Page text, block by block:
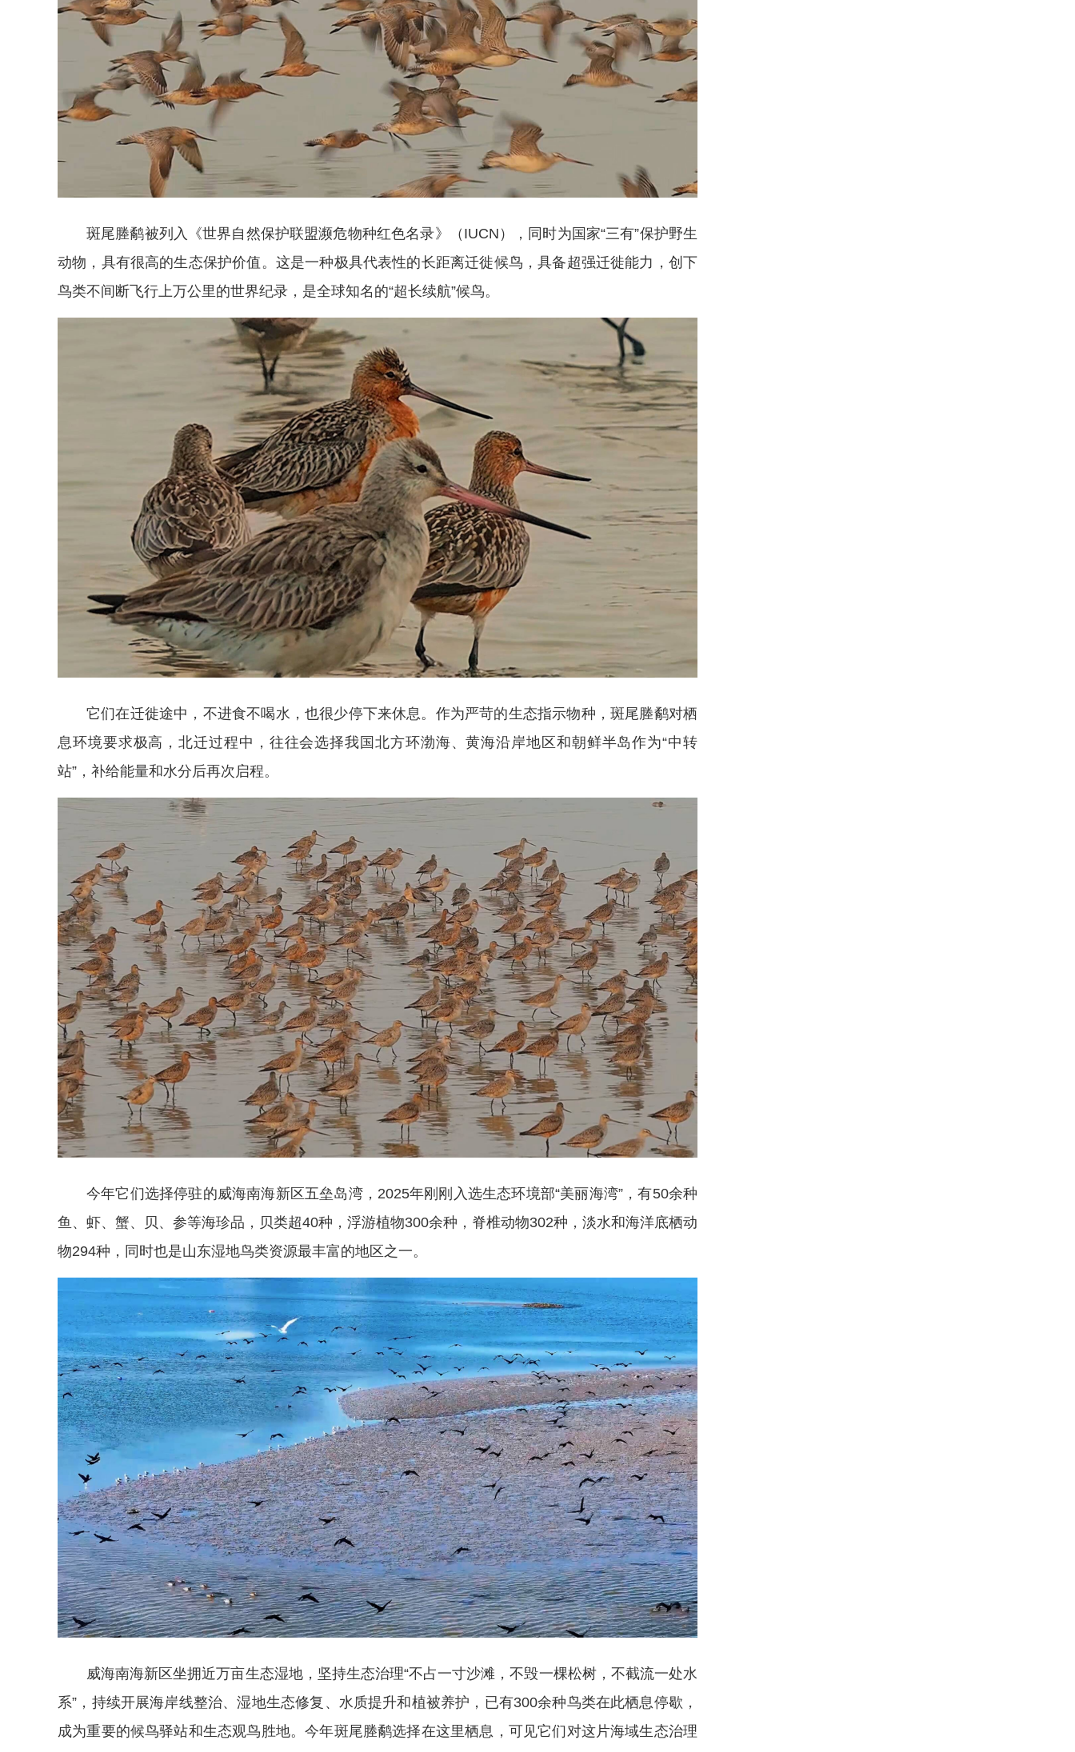
斑尾塍鹬被列入《世界自然保护联盟濒危物种红色名录》（IUCN），同时为国家“三有”保护野生
动物，具有很高的生态保护价值。这是一种极具代表性的长距离迁徙候鸟，具备超强迁徙能力，创下
鸟类不间断飞行上万公里的世界纪录，是全球知名的“超长续航”候鸟。
它们在迁徙途中，不进食不喝水，也很少停下来休息。作为严苛的生态指示物种，斑尾塍鹬对栖
息环境要求极高，北迁过程中，往往会选择我国北方环渤海、黄海沿岸地区和朝鲜半岛作为“中转
站”，补给能量和水分后再次启程。
今年它们选择停驻的威海南海新区五垒岛湾，2025年刚刚入选生态环境部“美丽海湾”，有50余种
鱼、虾、蟹、贝、参等海珍品，贝类超40种，浮游植物300余种，脊椎动物302种，淡水和海洋底栖动
物294种，同时也是山东湿地鸟类资源最丰富的地区之一。
威海南海新区坐拥近万亩生态湿地，坚持生态治理“不占一寸沙滩，不毁一棵松树，不截流一处水
系”，持续开展海岸线整治、湿地生态修复、水质提升和植被养护，已有300余种鸟类在此栖息停歇，
成为重要的候鸟驿站和生态观鸟胜地。今年斑尾塍鹬选择在这里栖息，可见它们对这片海域生态治理